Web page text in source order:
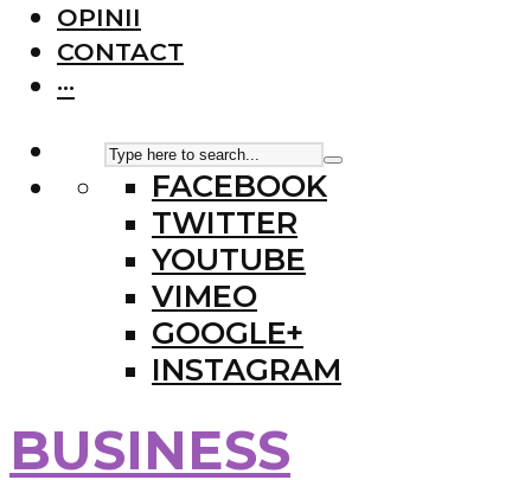
OPINII
CONTACT
···
FACEBOOK
TWITTER
YOUTUBE
VIMEO
GOOGLE+
INSTAGRAM
BUSINESS